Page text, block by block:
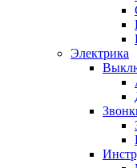
Электрика